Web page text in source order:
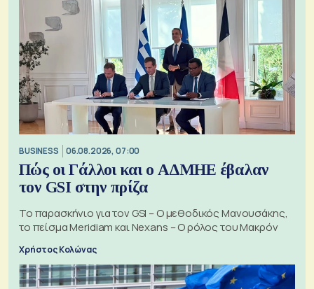
BUSINESS 06.08.2026, 07:00
Πώς οι Γάλλοι και ο ΑΔΜΗΕ έβαλαν
τον GSI στην πρίζα
Το παρασκήνιο για τον GSI – Ο μεθοδικός Μανουσάκης,
το πείσμα Meridiam και Nexans – Ο ρόλος του Μακρόν
Χρήστος Κολώνας